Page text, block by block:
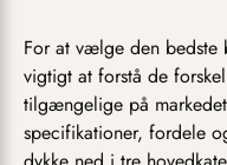
For at vælge den bedste
vigtigt at forstå de
tilgængelige på
specifikationer, fordele